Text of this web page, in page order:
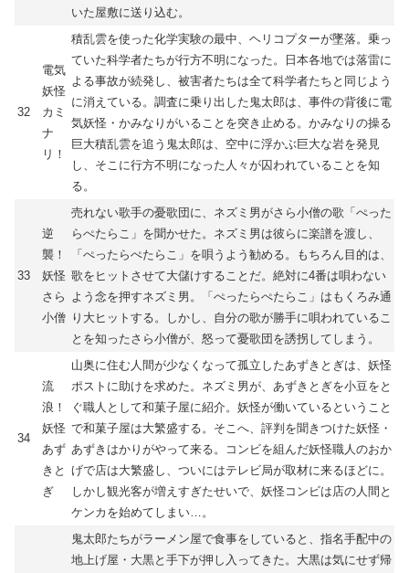
いた屋敷に送り込む。
32
電気
妖怪
カミ
ナ
リ！
積乱雲を使った化学実験の最中、ヘリコプターが墜落。乗っ
ていた科学者たちが行方不明になった。日本各地では落雷に
よる事故が続発し、被害者たちは全て科学者たちと同じよう
に消えている。調査に乗り出した鬼太郎は、事件の背後に電
気妖怪・かみなりがいることを突き止める。かみなりの操る
巨大積乱雲を追う鬼太郎は、空中に浮かぶ巨大な岩を発見
し、そこに行方不明になった人々が囚われていることを知
る。
33
逆
襲！
妖怪
さら
小僧
売れない歌手の憂歌団に、ネズミ男がさら小僧の歌「ぺった
らぺたらこ」を聞かせた。ネズミ男は彼らに楽譜を渡し、
「ぺったらぺたらこ」を唄うよう勧める。もちろん目的は、
歌をヒットさせて大儲けすることだ。絶対に4番は唄わない
よう念を押すネズミ男。「ぺったらぺたらこ」はもくろみ通
り大ヒットする。しかし、自分の歌が勝手に唄われているこ
とを知ったさら小僧が、怒って憂歌団を誘拐してしまう。
34
流
浪！
妖怪
あず
きと
ぎ
山奥に住む人間が少なくなって孤立したあずきとぎは、妖怪
ポストに助けを求めた。ネズミ男が、あずきとぎを小豆をと
ぐ職人として和菓子屋に紹介。妖怪が働いているということ
で和菓子屋は大繁盛する。そこへ、評判を聞きつけた妖怪・
あずきはかりがやって来る。コンビを組んだ妖怪職人のおか
げで店は大繁盛し、ついにはテレビ局が取材に来るほどに。
しかし観光客が増えすぎたせいで、妖怪コンビは店の人間と
ケンカを始めてしまい…。
鬼太郎たちがラーメン屋で食事をしていると、指名手配中の
地上げ屋・大黒と手下が押し入ってきた。大黒は気にせず帰